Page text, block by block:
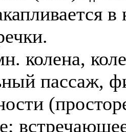
колена,
пассаж,